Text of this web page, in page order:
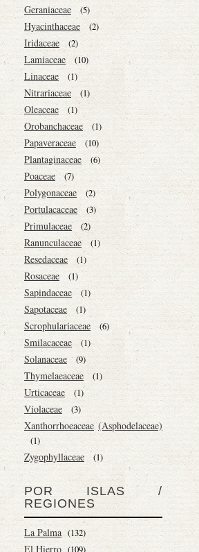
Geraniaceae (5)
Hyacinthaceae (2)
Iridaceae (2)
Lamiaceae (10)
Linaceae (1)
Nitrariaceae (1)
Oleaceae (1)
Orobanchaceae (1)
Papaveraceae (10)
Plantaginaceae (6)
Poaceae (7)
Polygonaceae (2)
Portulacaceae (3)
Primulaceae (2)
Ranunculaceae (1)
Resedaceae (1)
Rosaceae (1)
Sapindaceae (1)
Sapotaceae (1)
Scrophulariaceae (6)
Smilacaceae (1)
Solanaceae (9)
Thymelaeaceae (1)
Urticaceae (1)
Violaceae (3)
Xanthorrhoeaceae (Asphodelaceae)
(1)
Zygophyllaceae (1)
POR ISLAS /
REGIONES
La Palma (132)
El Hierro (109)